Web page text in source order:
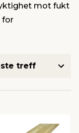
mot fukt
for